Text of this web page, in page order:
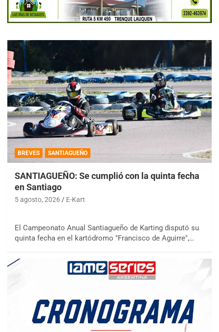
BREVES SANTIAGUEÑO
SANTIAGUEÑO: Se cumplió con la quinta fecha
en Santiago
5 agosto, 2026 E-Kart
El Campeonato Anual Santiagueño de Karting disputó su
quinta fecha en el kartódromo "Francisco de Aguirre",…